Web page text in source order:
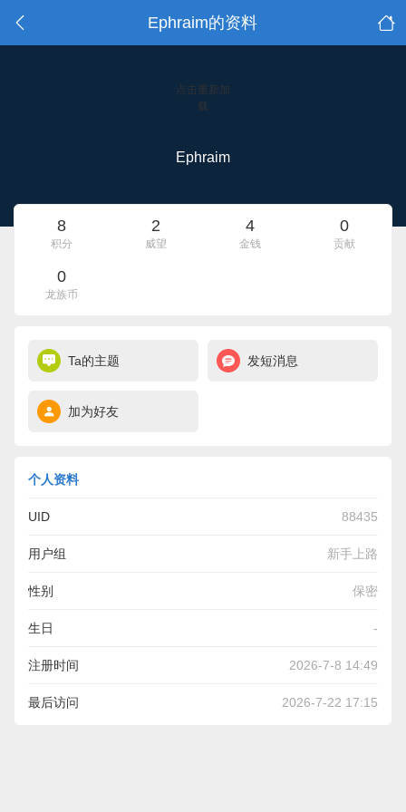
Ephraim的资料
点击重新加
载
Ephraim
8
积分
2
威望
4
金钱
0
贡献
0
龙族币
Ta的主题 发短消息
加为好友
个人资料
UID 88435
用户组 新手上路
性别 保密
生日 -
注册时间 2026-7-8 14:49
最后访问 2026-7-22 17:15